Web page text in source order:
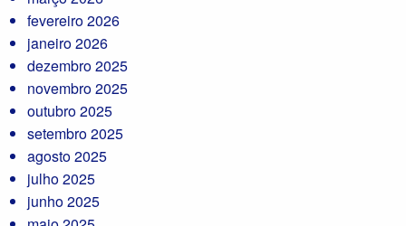
fevereiro 2026
janeiro 2026
dezembro 2025
novembro 2025
outubro 2025
setembro 2025
agosto 2025
julho 2025
junho 2025